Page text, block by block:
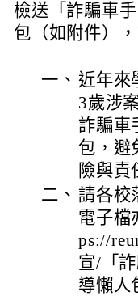
檢送「詐騙車
包（如附件）
一、 近年來
3歲涉
詐騙車
包，避
險與責
二、 請各校
電子檔
ps://
宣/「
導懶人